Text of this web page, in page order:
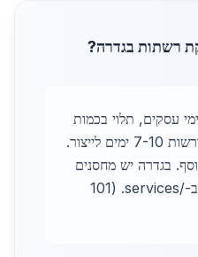
רשתות בגדרה?
אספקה בגדרה תוך 2-5 ימי עסקים, תלוי בכמות
ובמלאי. הזמנות גדולות דורשות 7-10 ימים לייצור.
בגדרה יש מחסנים
מקומיים להאצה. פרטים ב-/services. (101